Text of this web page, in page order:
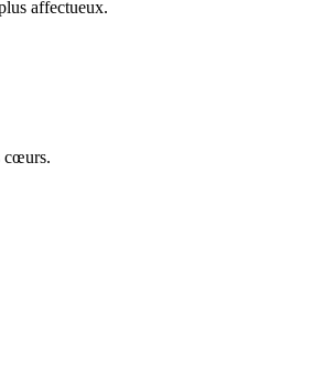
affectueux.
cœurs.